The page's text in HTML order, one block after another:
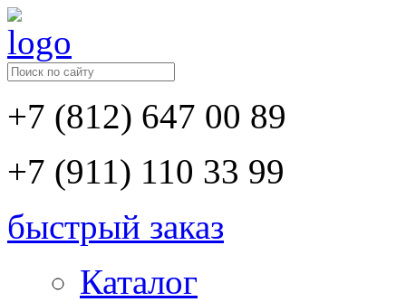
+7 (812) 647 00 89
+7 (911) 110 33 99
быстрый заказ
Каталог